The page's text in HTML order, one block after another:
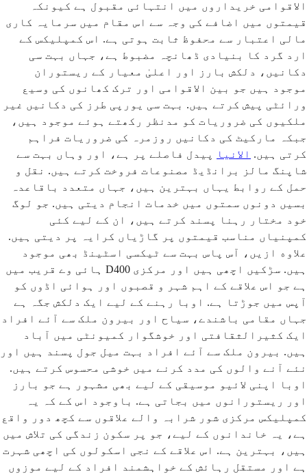
الاقوامی خریداروں میں انتہائی مقبول ہے کیونکہ
قیمتوں میں اضافے کی وجہ سے اس مقام میں سرمایہ کاری
مالی اعتبار سے محفوظ ثابت ہوتی ہے. اس کمپلیکس کے
ارد گرد کا بنیادی ڈھانچہ مضبوط ہے، جہاں بہت سی
دکانیں، دلکش بارز اور اعلیٰ معیار کے ریستوران
موجود ہیں جو بین الاقوامی اور ترک کھانوں کی وسیع
ورائٹی پیش کرتے ہیں. بہت سی یورپی طرز کی دکانیں غیر
ملکیوں کی ضروریات کو مدنظر رکھتے ہوئے موجود ہیں،
جبکہ مارکیٹ کی دکانیں روزمرہ کی ضروریات فراہم
کرتی ہیں. الانیا
پیدل فاصلے پر ہے، اور وہاں بہت سے
شاپنگ مالز برانڈیڈ مصنوعات فروخت کرتے ہیں. نقل و
حمل کے روابط یہاں بہترین ہیں، جہاں متعدد باقاعدہ
بسیں دونوں سمتوں میں خدمات انجام دیتی ہیں. جو لوگ
خود مختار رہنا پسند کرتے ہیں، ان کے لیے کئی
کمپنیاں مناسب قیمتوں پر گاڑیاں کرایہ پر دیتی ہیں.
علاوه ازیں، آس پاس بہت سے ٹیکسی اسٹینڈ بھی موجود
ہیں. سڑکیں اچھی ہیں اور مرکزی D400 ہائی وے قریب میں
ہے جو اس علاقے کے اہم شہر و قصبوں اور ہوائی اڈوں کو
آپس میں جوڑتا ہے. اوبا رہنے کے لیے ایک دلکش جگہ ہے
جہاں مقامی باشندے، سیاح اور بیرون ملک سے آئے افراد
ایک کثیرالثقافتی اور خوشگوار کمیونٹی میں آباد
ہیں. بیرون ملک سے آئے افراد بہت میل جول پسند ہیں اور
نئے آنے والوں کی مدد کرنے میں خوشی محسوس کرتے ہیں.
اوبا اپنی لائیو موسیقی کے لیے بھی مشہور ہے جو بارز
اور ریستورانوں میں بجاتی ہے. باوجود اس کے کہ یہ
کمپلیکس مرکزی شور شرابہ والے علاقوں سے کچھ دور واقع
ہے، یہ خاندانوں کے لیے، جو پر سکون زندگی کی تلاش میں
ہیں، بہترین ہے. اس علاقے کے نجی اسکولوں کی اچھی شہرت
ہے اور مستقل رہائش کے خواہشمند افراد کے لیے موزوں